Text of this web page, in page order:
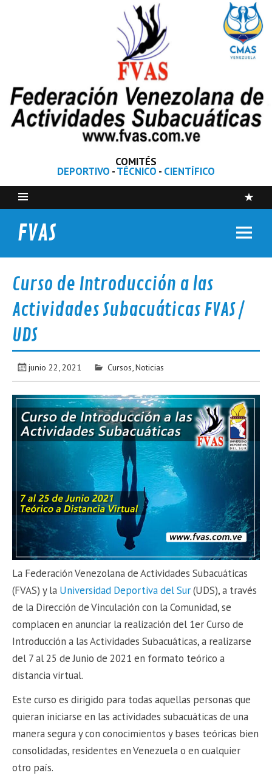
COMITÉS
DEPORTIVO -TÉCNICO - CIENTÍFICO
FVAS
Curso de Introducción a las
Actividades Subacuáticas FVAS /
UDS
junio 22, 2021 Cursos Noticias
La Federación Venezolana de Actividades Subacuáticas
(FVAS) y la Universidad Deportiva del Sur(UDS), a través
de la Dirección de Vinculación con la Comunidad, se
complacen en anunciar la realización del 1er Curso de
Introducción a las Actividades Subacuáticas, a realizarse
del 7 al 25 de Junio de 2021 en formato teórico a
distancia virtual.
Este curso es dirigido para todas aquellas personas que
quieran iniciarse en las actividades subacuáticas de una
manera segura y con conocimientos y bases teóricas bien
consolidadas, residentes en Venezuela o en cualquier
otro país.